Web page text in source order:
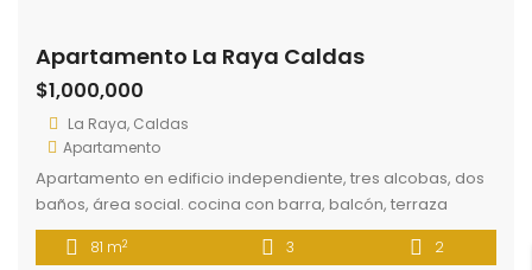
Apartamento La Raya Caldas
$1,000,000
La Raya, Caldas
Apartamento
Apartamento en edificio independiente, tres alcobas, dos
baños, área social. cocina con barra, balcón, terraza
privada en segundo piso, tercer pisos sin ascensor. Fácil
acceso a rutas de transporte público.
81 m2 3 2